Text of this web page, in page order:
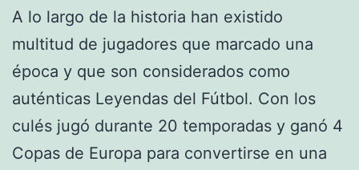
A lo largo de la historia han existido
multitud de jugadores que marcado una
época y que son considerados como
auténticas Leyendas del Fútbol. Con los
culés jugó durante 20 temporadas y ganó 4
Copas de Europa para convertirse en una